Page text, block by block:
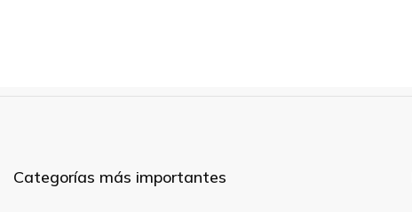
Categorías más importantes